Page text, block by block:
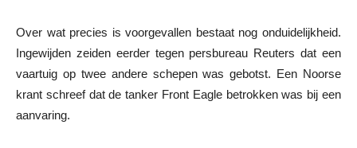
Over wat precies is voorgevallen bestaat nog onduidelijkheid.
Ingewijden zeiden eerder tegen persbureau Reuters dat een
vaartuig op twee andere schepen was gebotst. Een Noorse
krant schreef dat de tanker Front Eagle betrokken was bij een
aanvaring.